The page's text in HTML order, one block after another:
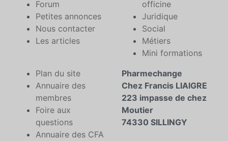
Forum
Petites annonces
Nous contacter
Les articles
officine
Juridique
Social
Métiers
Mini formations
Plan du site
Annuaire des
membres
Foire aux
questions
Annuaire des CFA
Pharmechange
Chez Francis LIAIGRE
223 impasse de chez
Moutier
74330 SILLINGY